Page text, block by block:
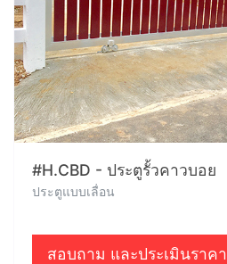
#H.CBD - ประตูรั้วคาวบอย
ประตูแบบเลื่อน
สอบถาม และประเมินราคา